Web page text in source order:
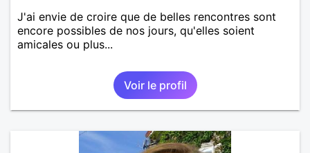
J'ai envie de croire que de belles rencontres sont
encore possibles de nos jours, qu'elles soient
amicales ou plus...
Voir le profil